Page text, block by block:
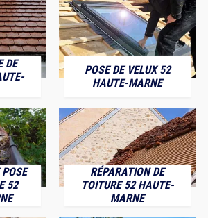
DE
POSE DE VELUX 52
HAUTE-MARNE
52
RÉPARATION DE
TOITURE 52 HAUTE-
MARNE